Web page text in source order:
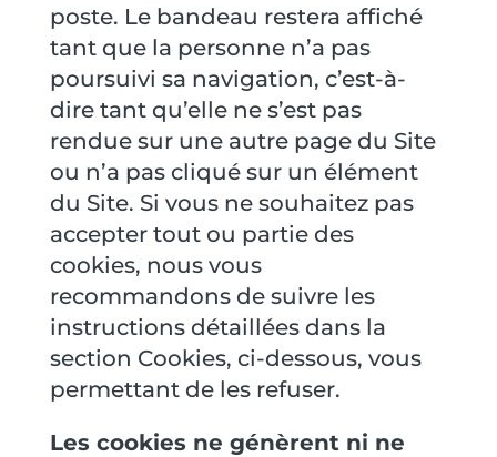
poste. Le bandeau restera affiché
tant que la personne n’a pas
poursuivi sa navigation, c’est-à-
dire tant qu’elle ne s’est pas
rendue sur une autre page du Site
ou n’a pas cliqué sur un élément
du Site. Si vous ne souhaitez pas
accepter tout ou partie des
cookies, nous vous
recommandons de suivre les
instructions détaillées dans la
section Cookies, ci-dessous, vous
permettant de les refuser.
Les cookies ne génèrent ni ne